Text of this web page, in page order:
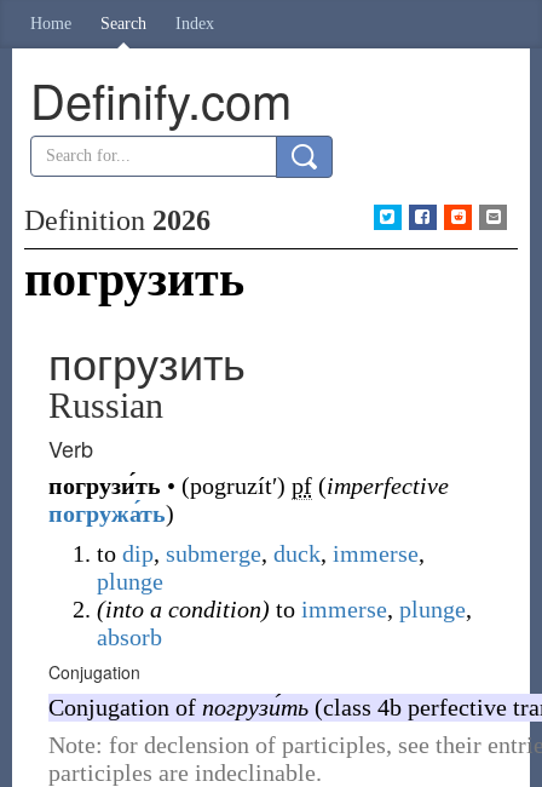
Home Search Index
Definify.com
Definition 2026
погрузить
погрузить
Russian
Verb
погрузи́ть • (pogruzítʹ) pf (imperfective
погружа́ть)
to dip, submerge, duck, immerse,
plunge
(into a condition) to immerse, plunge,
absorb
Conjugation
Conjugation of погрузи́ть(class 4b perfective
Note: for declension of participles, see their
participles are indeclinable.